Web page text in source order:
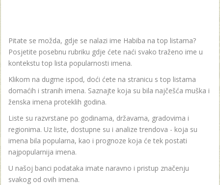
Pitate se možda, gdje se nalazi ime Habiba na top listama?
Posjetite posebnu rubriku gdje ćete naći svako traženo ime u
kontekstu top lista popularnosti imena.
Klikom na dugme ispod, doći ćete na stranicu s top listama
domaćih i stranih imena. Saznajte koja su bila najčešća muška i
ženska imena proteklih godina.
Liste su razvrstane po godinama, državama, gradovima i
regionima. Uz liste, dostupne su i analize trendova - koja su
imena bila popularna, kao i prognoze koja će tek postati
najpopularnija imena.
U našoj banci podataka imate naravno i pristup značenju
svakog od ovih imena.